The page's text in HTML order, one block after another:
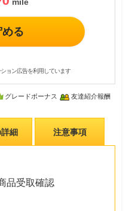
る
ョン広告を利用しています
グレードボーナス 友達紹介報酬
細 注意事項
品受取確認